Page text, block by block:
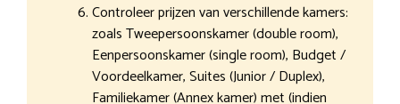
Controleer prijzen van verschillende kamers:
zoals Tweepersoonskamer (double room),
Eenpersoonskamer (single room), Budget /
Voordeelkamer, Suites (Junior / Duplex),
Familiekamer (Annex kamer) met (indien